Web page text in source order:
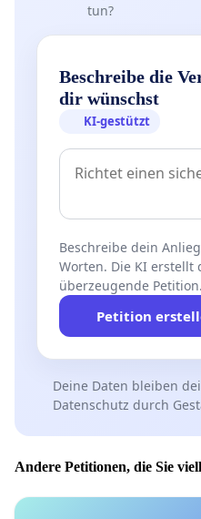
tun?
Beschreibe die
dir wünschst
KI-gestützt
Beschreibe dein
Worten. Die KI erstellt
überzeugende Petition.
Petition
Deine Daten bleiben
Datenschutz durch
Andere Petitionen, die Sie